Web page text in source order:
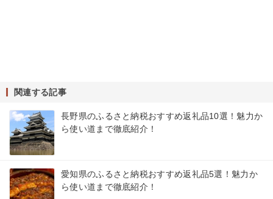
関連する記事
長野県のふるさと納税おすすめ返礼品10選！魅力か
ら使い道まで徹底紹介！
愛知県のふるさと納税おすすめ返礼品5選！魅力か
ら使い道まで徹底紹介！